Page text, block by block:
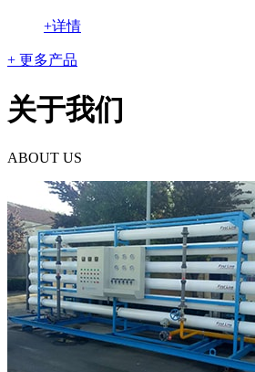
+详情
+ 更多产品
关于我们
ABOUT US